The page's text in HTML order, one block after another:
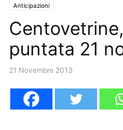
Anticipazioni
puntata 21
21 Novembre 2013